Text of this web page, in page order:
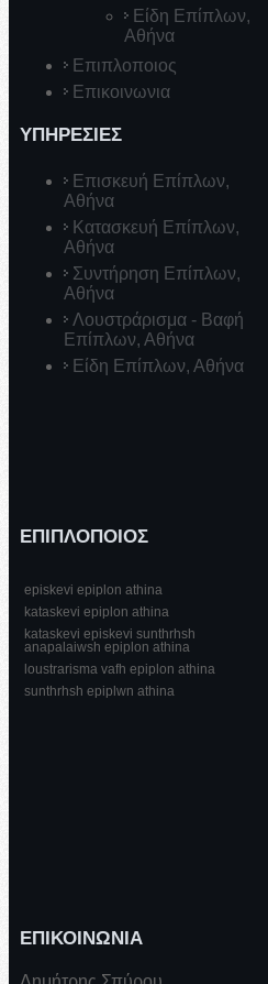
Είδη Επίπλων,
Αθήνα
Επιπλοποιος
Επικοινωνια
ΥΠΗΡΕΣΙΕΣ
Επισκευή Επίπλων,
Αθήνα
Κατασκευή Επίπλων,
Αθήνα
Συντήρηση Επίπλων,
Αθήνα
Λουστράρισμα - Βαφή
Επίπλων, Αθήνα
Είδη Επίπλων, Αθήνα
ΕΠΙΠΛΟΠΟΙΟΣ
episkevi epiplon athina
kataskevi epiplon athina
kataskevi episkevi sunthrhsh
anapalaiwsh epiplon athina
loustrarisma vafh epiplon athina
sunthrhsh epiplwn athina
ΕΠΙΚΟΙΝΩΝΙΑ